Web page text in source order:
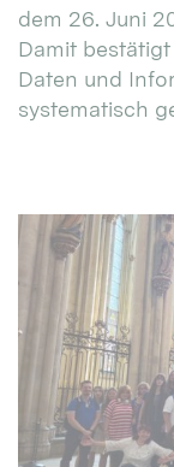
dem 26. Juni
Damit
Daten und
systematisch